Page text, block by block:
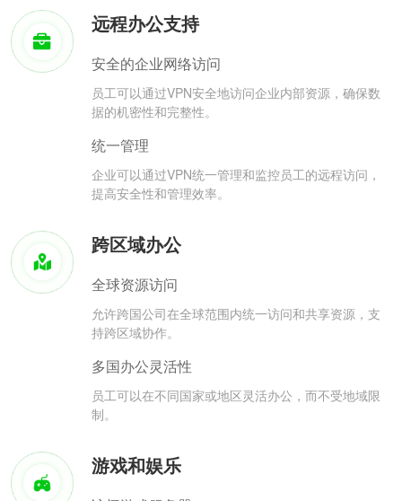
远程办公支持
安全的企业网络访问
员工可以通过VPN安全地访问企业内部资源，确保数
据的机密性和完整性。
统一管理
企业可以通过VPN统一管理和监控员工的远程访问，
提高安全性和管理效率。
跨区域办公
全球资源访问
允许跨国公司在全球范围内统一访问和共享资源，支
持跨区域协作。
多国办公灵活性
员工可以在不同国家或地区灵活办公，而不受地域限
制。
游戏和娱乐